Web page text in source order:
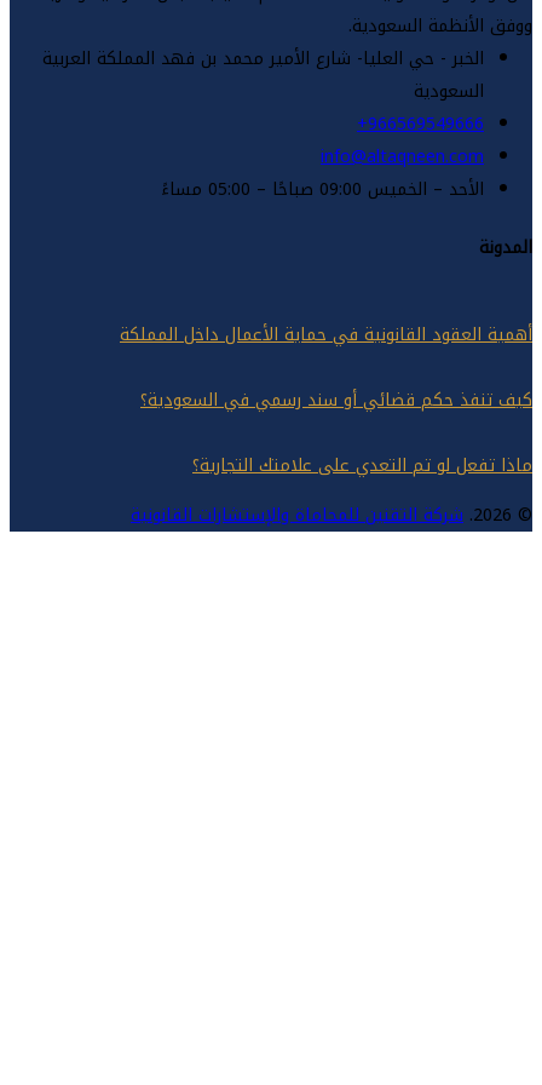
السعودية.
- حي العليا- شارع الأمير محمد بن فهد المملكة العربية
– الخميس 09:00 صباحًا – 05:00 مساءً
القانونية في حماية الأعمال داخل المملكة
حكم قضائي أو سند رسمي في السعودية؟
لو تم التعدي على علامتك التجارية؟
شركة التقنين للمحاماة والإستشارات القانونية